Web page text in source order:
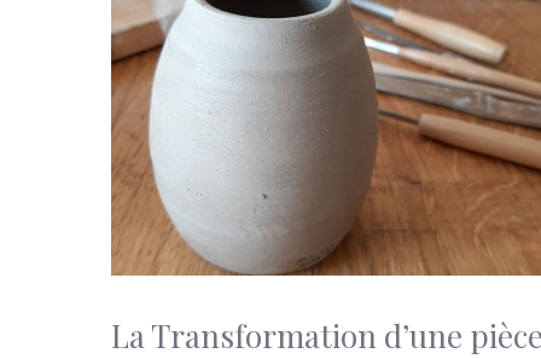
La Transformation d’une